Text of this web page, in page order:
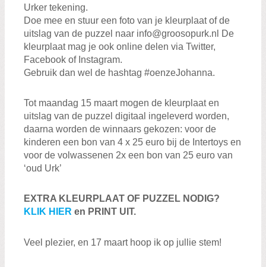
Urker tekening.
Doe mee en stuur een foto van je kleurplaat of de
uitslag van de puzzel naar info@groosopurk.nl De
kleurplaat mag je ook online delen via Twitter,
Facebook of Instagram.
Gebruik dan wel de hashtag #oenzeJohanna.
Tot maandag 15 maart mogen de kleurplaat en
uitslag van de puzzel digitaal ingeleverd worden,
daarna worden de winnaars gekozen: voor de
kinderen een bon van 4 x 25 euro bij de Intertoys en
voor de volwassenen 2x een bon van 25 euro van
‘oud Urk’
EXTRA KLEURPLAAT OF PUZZEL NODIG?
KLIK HIER en PRINT UIT.
Veel plezier, en 17 maart hoop ik op jullie stem!